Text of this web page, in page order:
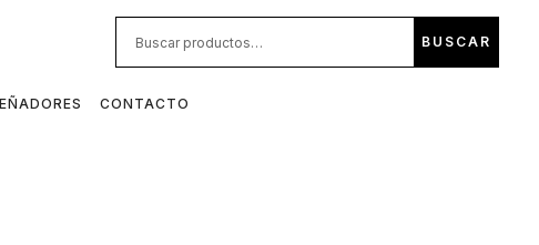
BUSCAR
CONTACTO